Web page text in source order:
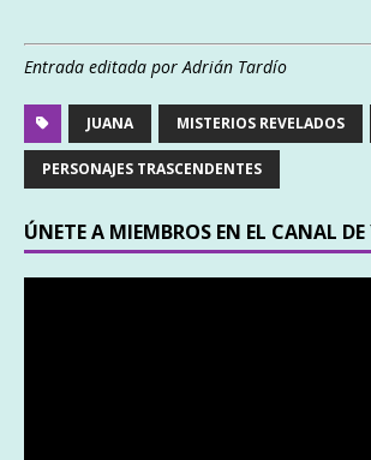
Entrada editada por Adrián Tardío
JUANA MISTERIOS REVELADOS
PERSONAJES TRASCENDENTES
ÚNETE A MIEMBROS EN EL CANAL